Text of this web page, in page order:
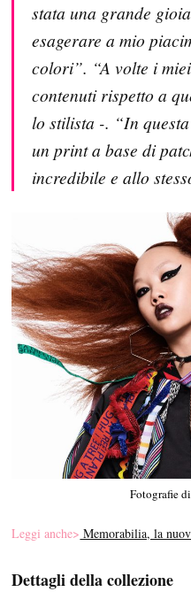
stata una grande
esagerare a mio
colori”. “A volte i
contenuti rispetto a
lo stilista -. “In
un print a base di
incredibile e allo
Fotografie
Leggi anche> Memorabilia, la
Dettagli della collezione